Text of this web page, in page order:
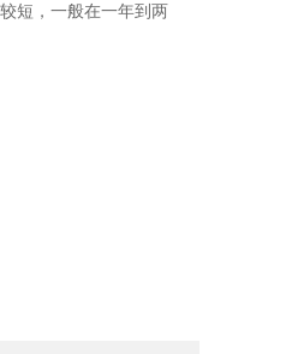
短，一般在一年到两